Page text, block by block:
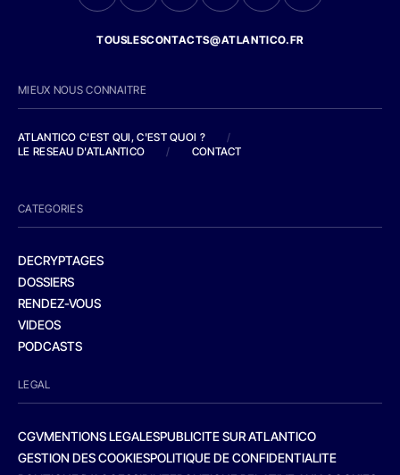
TOUSLESCONTACTS@ATLANTICO.FR
MIEUX NOUS CONNAITRE
ATLANTICO C'EST QUI, C'EST QUOI ?
/
LE RESEAU D'ATLANTICO
/ CONTACT
CATEGORIES
DECRYPTAGES
DOSSIERS
RENDEZ-VOUS
VIDEOS
PODCASTS
LEGAL
CGVMENTIONS LEGALESPUBLICITE SUR ATLANTICO
GESTION DES COOKIESPOLITIQUE DE CONFIDENTIALITE